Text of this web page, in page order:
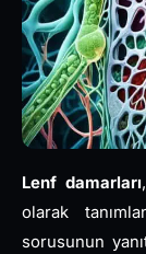
Lenf damarları
olarak
sorusunun